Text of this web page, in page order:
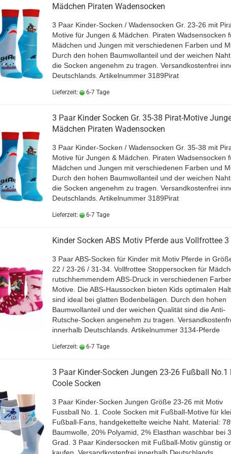
Mädchen Piraten Wadensocken
3 Paar Kinder-Socken / Wadensocken Gr. 23-26 mit
Motive für Jungen & Mädchen. Piraten Wadsensocken
Mädchen und Jungen mit verschiedenen Farben und
Durch den hohen Baumwollanteil und der weichen
die Socken angenehm zu tragen. Versandkostenfrei
Deutschlands. Artikelnummer 3189Pirat
Lieferzeit: 6-7 Tage
3 Paar Kinder Socken Gr. 35-38 Pirat-Motive
Mädchen Piraten Wadensocken
3 Paar Kinder-Socken / Wadensocken Gr. 35-38 mit
Motive für Jungen & Mädchen. Piraten Wadsensocken
Mädchen und Jungen mit verschiedenen Farben und
Durch den hohen Baumwollanteil und der weichen
die Socken angenehm zu tragen. Versandkostenfrei
Deutschlands. Artikelnummer 3189Pirat
Lieferzeit: 6-7 Tage
Kinder Socken ABS Motiv Pferde aus Vollfrottee 3
3 Paar ABS-Socken für Kinder mit Motiv Pferde in
22 / 23-26 / 31-34. Vollfrottee Stoppersocken für
rutschhemmendem ABS-Druck in verschiedenen
Motive. Die ABS-Haussocken bieten Kids optimalen
sind ideal bei glatten Bodenbelägen. Durch den hohen
Baumwollanteil und der weichen Qualität sind die Anti-
Rutsche-Socken angenehm zu tragen.
innerhalb Deutschlands. Artikelnummer 3134-Pferde
Lieferzeit: 6-7 Tage
3 Paar Kinder-Socken Jungen 23-26 Fußball No.1
Coole Socken
3 Paar Kinder-Socken Jungen Größe 23-26 mit Motiv
Fussball No. 1. Coole Socken mit Fußball-Motive für
Fußball-Fans, handgekettelte weiche Naht. Material:
Baumwolle, 20% Polyamid, 2% Elasthan waschbar bei
Grad. 3 Paar Kindersocken mit Fußball-Motiv günstig